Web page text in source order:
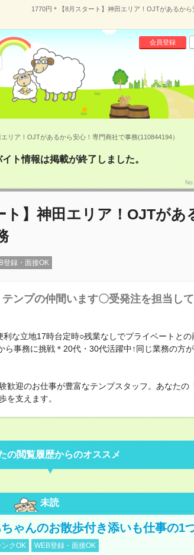
1770円＊【8月スタート】神田エリア！OJTがあるか
会員登録
リア！OJTがあるから安心！専門商社で事務(110844194）
ト情報は掲載が終了しました。
ト】神田エリア！OJTがあ
登録・面接OK
テンプの仲間います〇受発注を担当し
な立地17時台定時○残業なしでプライベートとの
ら事務に挑戦＊20代・30代活躍中↑同じ業務の方
歓迎のお仕事が豊富なテンプスタッフ。あなたの
を支えます。
の閲覧履歴からのオススメ
未読
ゃんのお散歩付き添いも仕事の1
ンクOK WEB登録・面接OK